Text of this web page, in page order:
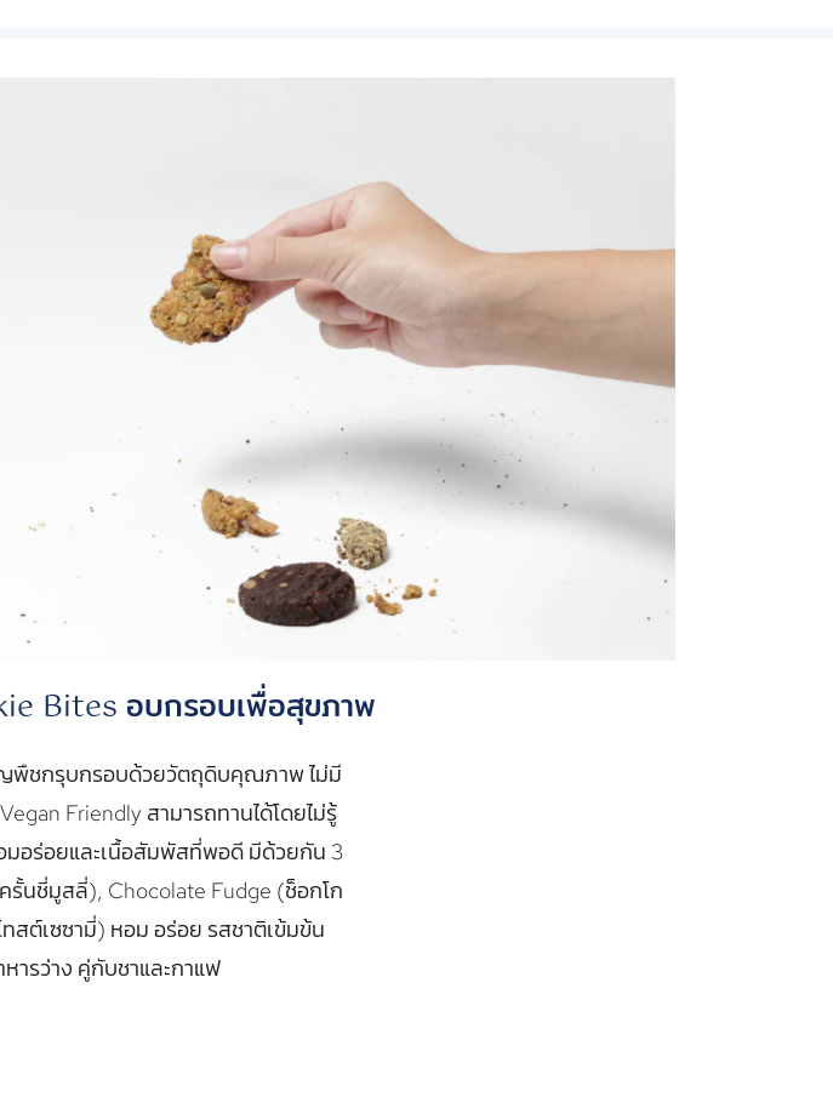
Bites อบกรอบเพื่อสุขภาพ
พืชกรุบกรอบด้วยวัตถุดิบคุณภาพ ไม่มี
Friendly สามารถทานได้โดยไม่รู้
อร่อยและเนื้อสัมพัสที่พอดี มีด้วยกัน 3
นชี่มูสลี่), Chocolate Fudge (ช็อกโก
สต์เซซามี่) หอม อร่อย รสชาติเข้มข้น
ารว่าง คู่กับชาและกาแฟ